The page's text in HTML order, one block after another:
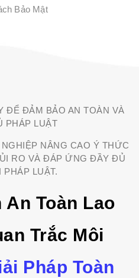
Bảo Mật
ĐỂ ĐẢM BẢO AN TOÀN VÀ
PHÁP LUẬT
NÂNG CAO Ý THỨC
RO VÀ ĐÁP ỨNG ĐẦY ĐỦ
LUẬT.
An Toàn Lao
Trắc Môi
Pháp Toàn